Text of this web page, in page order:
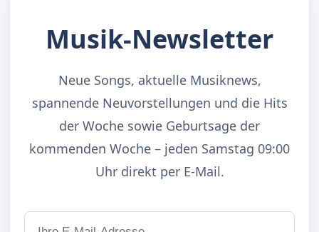
Musik-Newsletter
Neue Songs, aktuelle Musiknews,
spannende Neuvorstellungen und die Hits
der Woche sowie Geburtsage der
kommenden Woche – jeden Samstag 09:00
Uhr direkt per E-Mail.